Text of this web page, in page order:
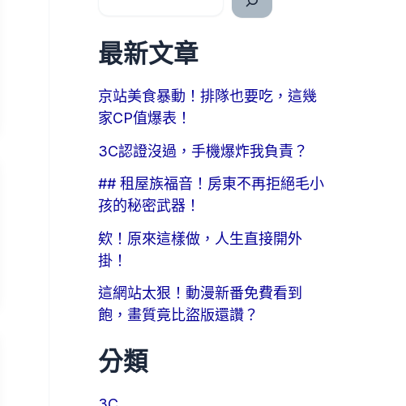
最新文章
京站美食暴動！排隊也要吃，這幾
家CP值爆表！
3C認證沒過，手機爆炸我負責？
## 租屋族福音！房東不再拒絕毛小
孩的秘密武器！
欸！原來這樣做，人生直接開外
掛！
這網站太狠！動漫新番免費看到
飽，畫質竟比盜版還讚？
分類